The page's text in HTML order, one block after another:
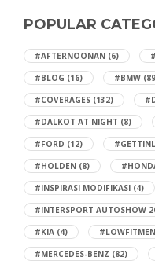
POPULAR
#AFTERNOONAN (6)
#BLOG (16) #BMW
#COVERAGES (132)
#DALKOT AT NIGHT (8)
#FORD (12)
#HOLDEN (8)
#INSPIRASI MODIFIKASI (4)
#INTERSPORT AUTOSHOW
#KIA (4)
#MERCEDES-BENZ (82)